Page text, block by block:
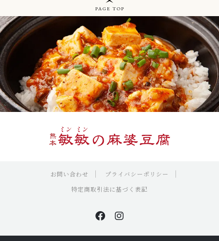
PRIVACY
プライバシーポリシー
お問い合わせ
PAGE TOP
お問い合わせ
プライバシーポリシー
特定商取引法に基づく表記